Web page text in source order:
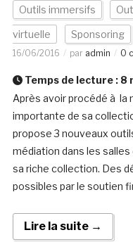
Outils immersifs
virtuelle Sponsoring
16/06/2016 par admin 0
Temps de lecture : 8
Après avoir procédé à la
importante de sa
propose 3 nouveaux
médiation dans les
sa riche collection. Des
possibles par le soutien
Lire la suite →